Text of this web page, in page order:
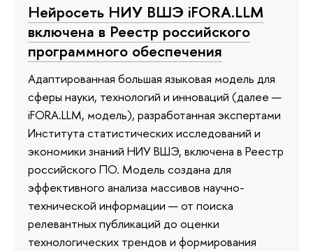
Нейросеть НИУ ВШЭ iFORA.LLM
включена в Реестр российского
программного обеспечения
Адаптированная большая языковая модель для
сферы науки, технологий и инноваций (далее —
iFORA.LLM, модель), разработанная экспертами
Института статистических исследований и
экономики знаний НИУ ВШЭ, включена в Реестр
российского ПО. Модель создана для
эффективного анализа массивов научно-
технической информации — от поиска
релевантных публикаций до оценки
технологических трендов и формирования